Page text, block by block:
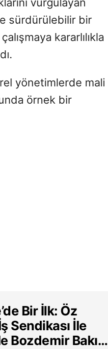
vurgulayan
sürdürülebilir bir
kararlılıkla
yönetimlerde mali
örnek bir
Bir İlk: Öz
Sendikası İle
Bozdemir Bakım